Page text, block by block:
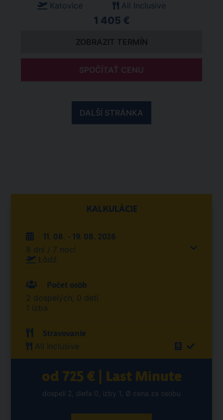
Katovice
All Inclusive
1 405 €
ZOBRAZIT TERMÍN
SPOČÍTAŤ CENU
DALŠÍ STRÁNKA
KALKULÁCIE
11. 08. - 19. 08. 2026
8 dní / 7 nocí
Łódź
Počet osôb
2 dospelých, 0 detí
1 izba
Stravovanie
All Inclusive
od 725 € | Last Minute
dospelí 2, dieťa 0, izby 1, Ø cena za osobu